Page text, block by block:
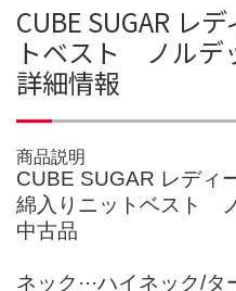
CUBE SUGAR レ
トベスト ノル
詳細情報
商品説明
CUBE SUGAR レディ
綿入りニットベスト
中古品
ネック···ハイネック/